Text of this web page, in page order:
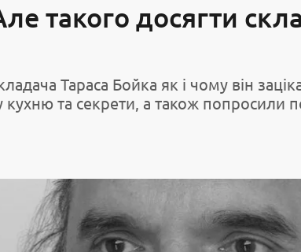
такого досягти
Тараса Бойка як і чому він
кухню та секрети, а також попросили